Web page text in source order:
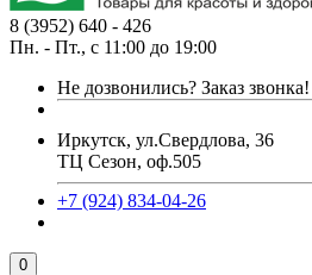
8 (3952) 640 - 426
Пн. - Пт., с 11:00 до 19:00
Не дозвонились? Заказ звонка!
Иркутск, ул.Свердлова, 36
ТЦ Сезон, оф.505
+7 (924) 834-04-26
0